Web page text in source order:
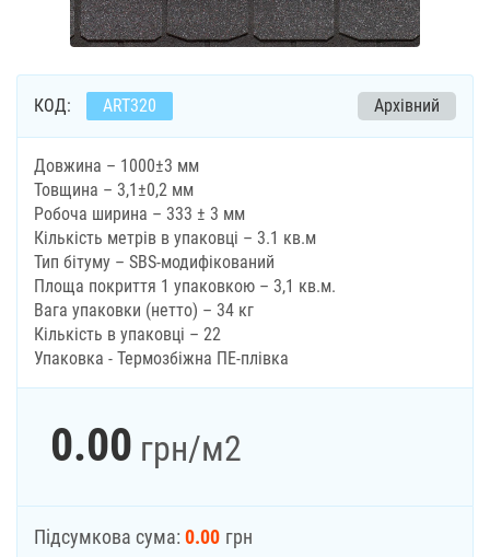
КОД: ART320 Архівний
Довжина – 1000±3 мм
Товщина – 3,1±0,2 мм
Робоча ширина – 333 ± 3 мм
Кількість метрів в упаковці – 3.1 кв.м
Тип бітуму – SBS-модифікований
Площа покриття 1 упаковкою – 3,1 кв.м.
Вага упаковки (нетто) – 34 кг
Кількість в упаковці – 22
Упаковка - Термозбіжна ПЕ-плівка
0.00 грн/м2
Підсумкова сума: 0.00 грн